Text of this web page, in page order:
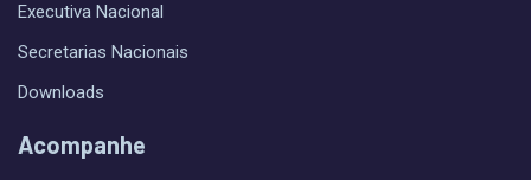
Executiva Nacional
Secretarias Nacionais
Downloads
Acompanhe